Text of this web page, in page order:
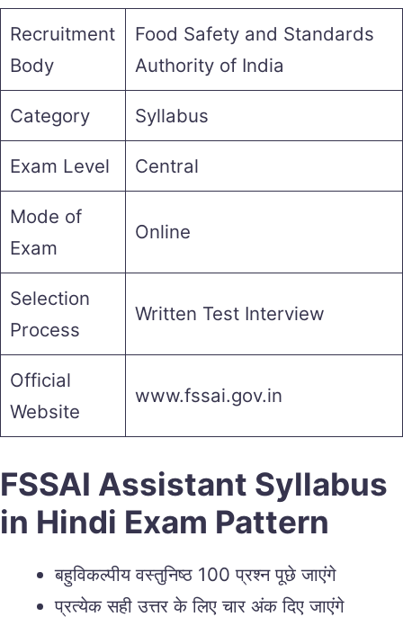
Recruitment
Body
Food Safety and Standards
Authority of India
Category Syllabus
Exam Level Central
Mode of
Exam
Online
Selection
Process
Written Test Interview
Official
Website
www.fssai.gov.in
FSSAI Assistant Syllabus
in Hindi Exam Pattern
बहुविकल्पीय वस्तुनिष्ठ 100 प्रश्न पूछे जाएंगे
प्रत्येक सही उत्तर के लिए चार अंक दिए जाएंगे